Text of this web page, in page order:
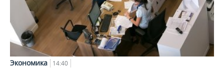
Экономика 14:40